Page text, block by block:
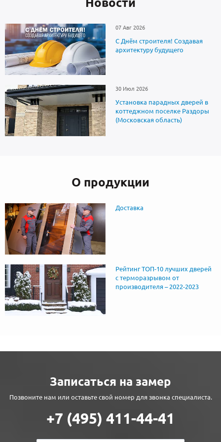
Новоcти
07 Авг 2026
С Днём строителя! Создавая
архитектуру будущего
30 Июл 2026
Установка парадных дверей в
коттеджном поселке Раздоры
(Московская область)
О продукции
Доставка
Рейтинг ТОП-10 лучших дверей
с терморазрывом от
производителя – 2022-2023
Записаться на замер
Позвоните нам или оставьте свой номер для звонка специалиста.
+7 (495) 411-44-41